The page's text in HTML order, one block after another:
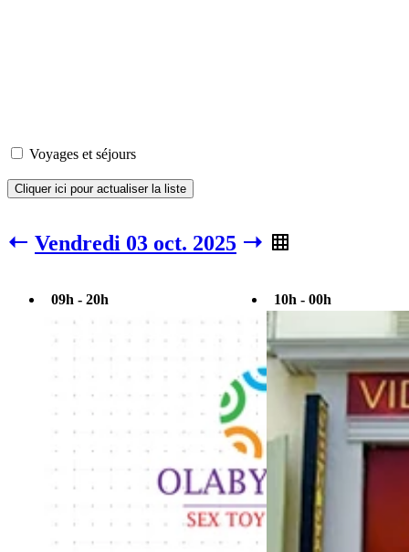
Voyages et séjours
Cliquer ici pour actualiser la liste
Vendredi 03 oct. 2025
09h - 20h 10h - 00h